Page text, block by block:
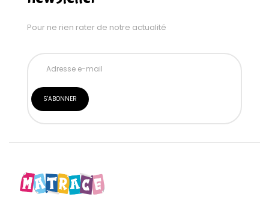
Pour ne rien rater de notre actualité